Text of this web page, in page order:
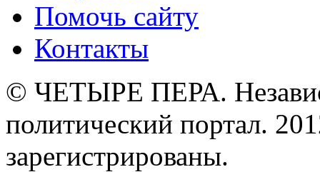
Помочь сайту
Контакты
© ЧЕТЫРЕ ПЕРА.
политический портал.
зарегистрированы.